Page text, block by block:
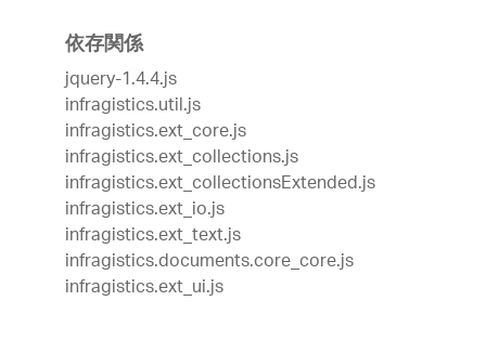
依存関係
jquery-1.4.4.js
infragistics.util.js
infragistics.ext_core.js
infragistics.ext_collections.js
infragistics.ext_collectionsExtended.js
infragistics.ext_io.js
infragistics.ext_text.js
infragistics.documents.core_core.js
infragistics.ext_ui.js